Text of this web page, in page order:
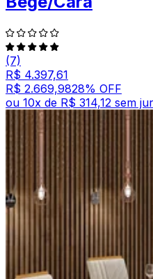
(7)
R$ 4.397,61
R$ 2.669,9828% OFF
ou 10x de R$ 314,12 sem